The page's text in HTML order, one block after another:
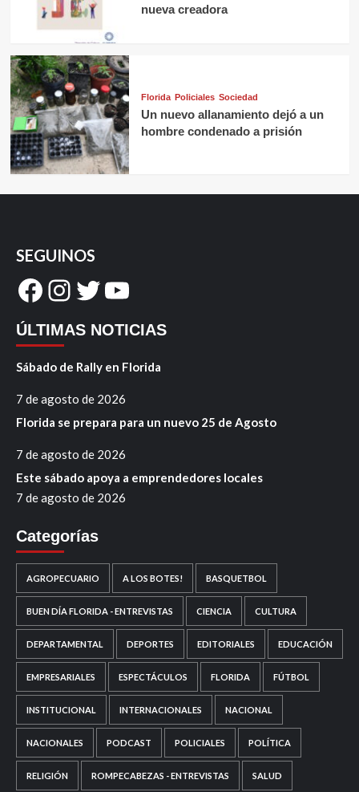
nueva creadora
Florida Policiales Sociedad
Un nuevo allanamiento dejó a un
hombre condenado a prisión
SEGUINOS
Facebook
Instagram
Twitter
YouTube
ÚLTIMAS NOTICIAS
Sábado de Rally en Florida
7 de agosto de 2026
Florida se prepara para un nuevo 25 de Agosto
7 de agosto de 2026
Este sábado apoya a emprendedores locales
7 de agosto de 2026
Categorías
AGROPECUARIO A LOS BOTES! BASQUETBOL
BUEN DÍA FLORIDA - ENTREVISTAS CIENCIA CULTURA
DEPARTAMENTAL DEPORTES EDITORIALES EDUCACIÓN
EMPRESARIALES ESPECTÁCULOS FLORIDA FÚTBOL
INSTITUCIONAL INTERNACIONALES NACIONAL
NACIONALES PODCAST POLICIALES POLÍTICA
RELIGIÓN ROMPECABEZAS - ENTREVISTAS SALUD